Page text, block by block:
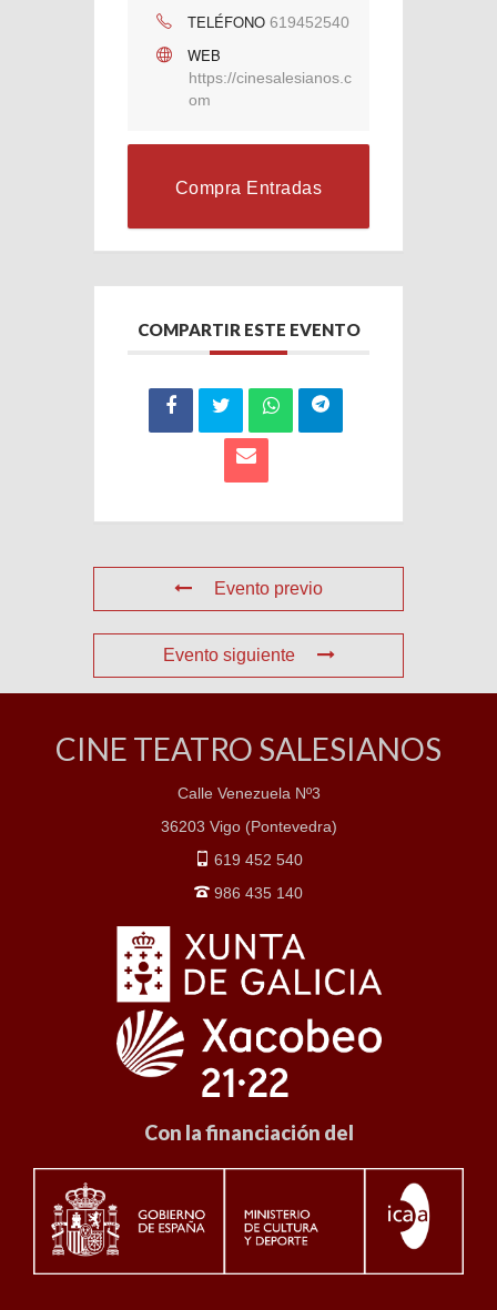
TELÉFONO 619452540
WEB
https://cinesalesianos.c
om
Compra Entradas
COMPARTIR ESTE EVENTO
Evento previo
Evento siguiente
CINE TEATRO SALESIANOS
Calle Venezuela Nº3
36203 Vigo (Pontevedra)
619 452 540
986 435 140
Con la financiación del